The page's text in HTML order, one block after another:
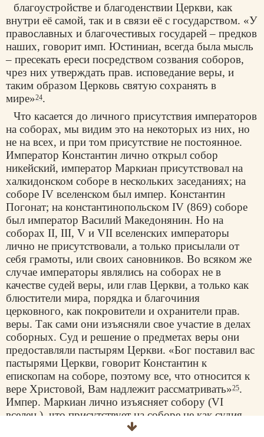
благоустройстве и благоденствии Церкви, как
внутри её самой, так и в связи её с государством. «У
православных и благочестивых государей – предков
наших, говорит имп. Юстиниан, всегда была мысль
– пресекать ереси посредством созвания соборов,
чрез них утверждать прав. исповедание веры, и
таким образом Церковь святую сохранять в
мире»24.
Что касается до личного присутствия императоров
на соборах, мы видим это на некоторых из них, но
не на всех, и при том присутствие не постоянное.
Император Константин лично открыл собор
никейский, император Маркиан присутствовал на
халкидонском соборе в нескольких заседаниях; на
соборе IV вселенском был импер. Константин
Погонат; на константинопольском IV (869) соборе
был император Василий Македонянин. Но на
соборах II, III, V и VII вселенских императоры
лично не присутствовали, а только присылали от
себя грамоты, или своих сановников. Во всяком же
случае императоры являлись на соборах не в
качестве судей веры, или глав Церкви, а только как
блюстители мира, порядка и благочиния
церковного, как покровители и охранители прав.
веры. Так сами они изъясняли свое участие в делах
соборных. Суд и решение о предметах веры они
предоставляли пастырям Церкви. «Бог поставил вас
пастырями Церкви, говорит Константин к
епископам на соборе, поэтому все, что относится к
вере Христовой, Вам надлежит рассматривать»25.
Импер. Маркиан лично изъясняет собору (VI
вселен.), что присутствует на соборе не как судия
веры, но чтобы вера, собором определенная, была